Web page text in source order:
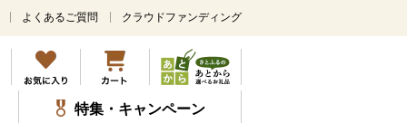
メ
ン
コ
ン
テ
よくあるご質問 クラウドファンディング
特集・キャンペーン